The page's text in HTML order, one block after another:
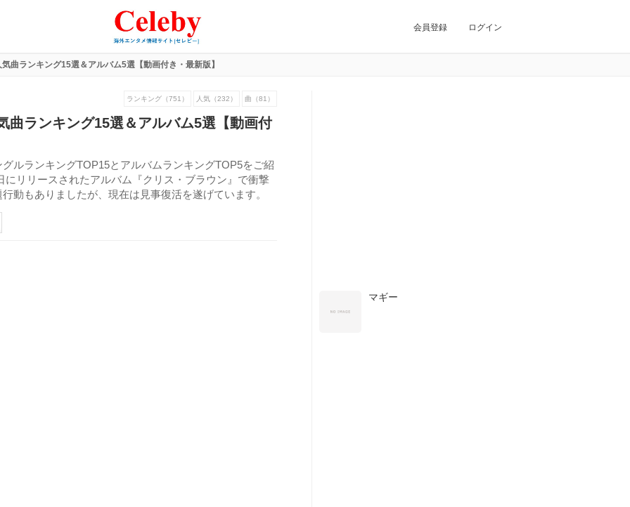
会員登録 ログイン
曲ランキング15選＆アルバム5選【動画付き・最新版】
ランキング（751） 人気（232） 曲（81）
曲ランキング15選＆アルバム5選【動画付
ルランキングTOP15とアルバムランキングTOP5をご紹
リリースされたアルバム『クリス・ブラウン』で衝撃
動もありましたが、現在は見事復活を遂げています。
マギー